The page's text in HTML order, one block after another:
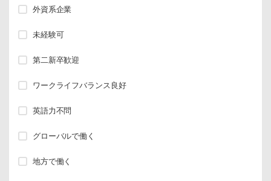
外資系企業
未経験可
第二新卒歓迎
ワークライフバランス良好
英語力不問
グローバルで働く
地方で働く